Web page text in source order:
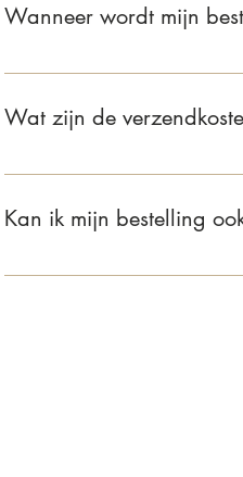
Wanneer wordt mijn
Wij leveren jouw bestelling
Wat zijn de
Voor bestellingen binnen
Kan ik mijn bestelling
Ja, dat kan! Je bent van harte